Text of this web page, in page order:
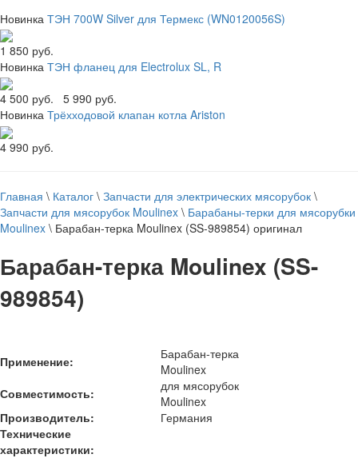
Новинка ТЭН 700W Silver для Термекс (WN0120056S)
1 850 руб.
Новинка ТЭН фланец для Electrolux SL, R
4 500 руб.
5 990 руб.
Новинка Трёхходовой клапан котла Ariston
4 990 руб.
Главная \ Каталог \ Запчасти для электрических мясорубок \
Запчасти для мясорубок Moulinex \ Барабаны-терки для мясорубки
Moulinex \ Барабан-терка Moulinex (SS-989854) оригинал
Барабан-терка Moulinex (SS-
989854)
Применение:
Барабан-терка
Moulinex
Совместимость:
для мясорубок
Moulinex
Производитель:
Германия
Технические
характеристики: